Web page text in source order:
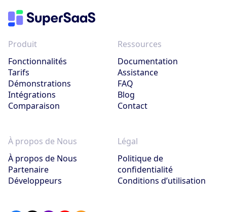
Produit
Fonctionnalités
Tarifs
Démonstrations
Intégrations
Comparaison
Ressources
Documentation
Assistance
FAQ
Blog
Contact
À propos de Nous
À propos de Nous
Partenaire
Développeurs
Légal
Politique de
confidentialité
Conditions d’utilisation